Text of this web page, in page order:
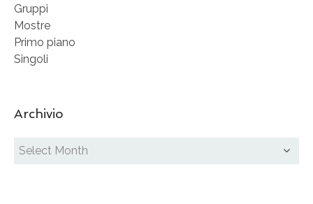
Gruppi
Mostre
Primo piano
Singoli
Archivio